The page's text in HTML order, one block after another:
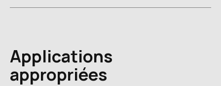
Applications
appropriées